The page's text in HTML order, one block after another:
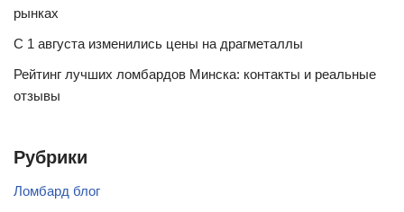
рынках
С 1 августа изменились цены на драгметаллы
Рейтинг лучших ломбардов Минска: контакты и реальные
отзывы
Рубрики
Ломбард блог